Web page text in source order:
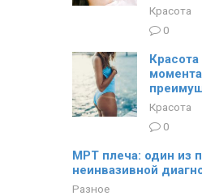
Красота
0
Красота
0
МРТ плеча: один из
неинвазивной
Разное